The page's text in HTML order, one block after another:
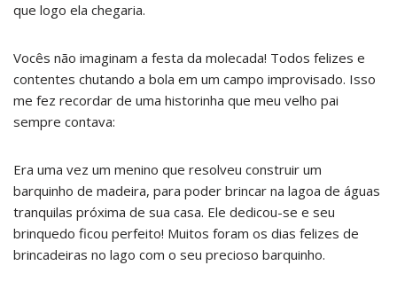
que logo ela chegaria.
Vocês não imaginam a festa da molecada! Todos felizes e
contentes chutando a bola em um campo improvisado. Isso
me fez recordar de uma historinha que meu velho pai
sempre contava:
Era uma vez um menino que resolveu construir um
barquinho de madeira, para poder brincar na lagoa de águas
tranquilas próxima de sua casa. Ele dedicou-se e seu
brinquedo ficou perfeito! Muitos foram os dias felizes de
brincadeiras no lago com o seu precioso barquinho.